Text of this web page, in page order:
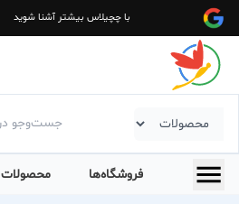
با چچیلاس بیشتر آشنا شوید
فروشگاه‌ها محصولات